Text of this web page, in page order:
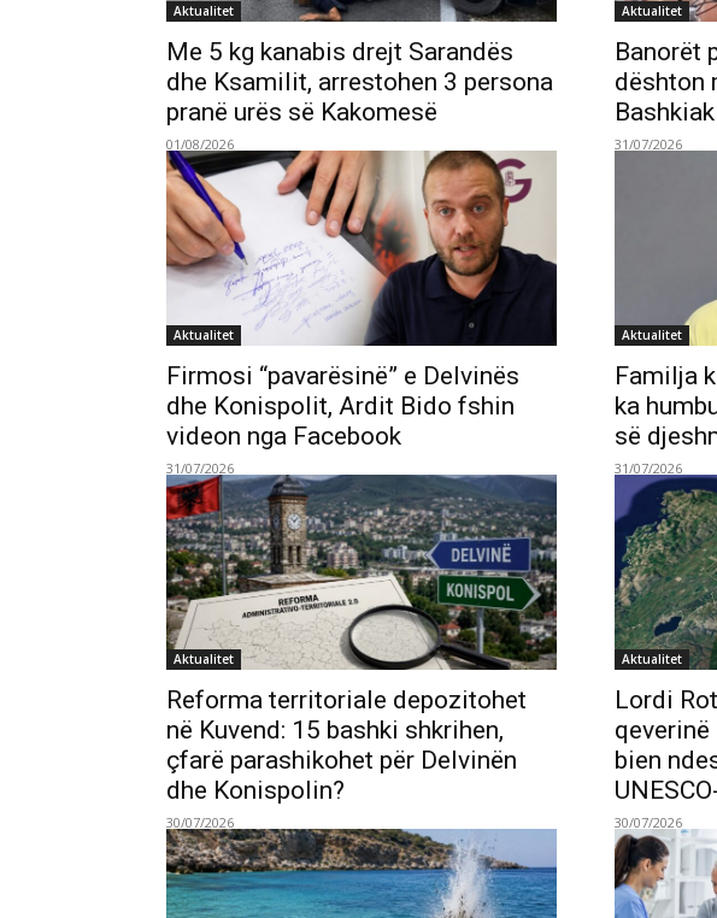
Aktualitet
Me 5 kg kanabis drejt Sarandës
dhe Ksamilit, arrestohen 3 persona
pranë urës së Kakomesë
01/08/2026
Aktualitet
Banorët
dështon
31/07/2026
Aktualitet
Firmosi “pavarësinë” e Delvinës
dhe Konispolit, Ardit Bido fshin
videon nga Facebook
31/07/2026
Aktualitet
Familja
ka
së
31/07/2026
Aktualitet
Reforma territoriale depozitohet
në Kuvend: 15 bashki shkrihen,
çfarë parashikohet për Delvinën
dhe Konispolin?
30/07/2026
Aktualitet
Lordi
bien
30/07/2026